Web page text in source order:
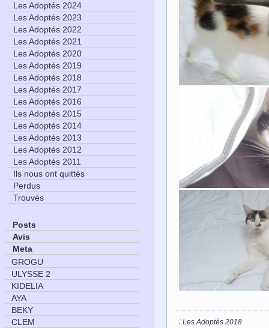
: Les Adoptés 2018
Les Adoptés 2024
Les Adoptés 2023
Les Adoptés 2022
Les Adoptés 2021
Les Adoptés 2020
Les Adoptés 2019
Les Adoptés 2018
Les Adoptés 2017
Les Adoptés 2016
Les Adoptés 2015
Les Adoptés 2014
Les Adoptés 2013
Les Adoptés 2012
Les Adoptés 2011
Ils nous ont quittés
Perdus
Trouvés
Posts
Avis
Meta
GROGU
ULYSSE 2
KIDELIA
AYA
BEKY
CLEM